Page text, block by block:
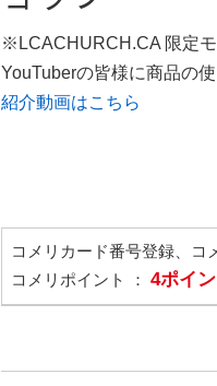
※LCACHURCH.CA 限定
YouTuberの皆様に商品の
紹介動画はこちら
コメリカード番号登録、コ
コメリポイント ： 4ポイ